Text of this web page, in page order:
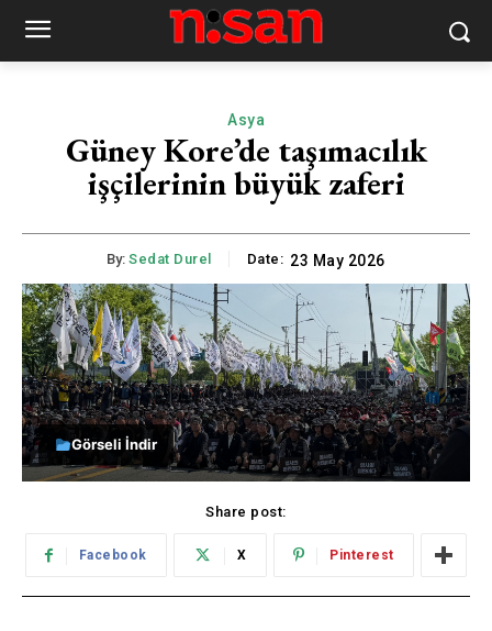
Asya
Güney Kore’de taşımacılık
işçilerinin büyük zaferi
By: Sedat Durel Date: 23 May 2026
Görseli İndir
Share post:
Facebook X Pinterest